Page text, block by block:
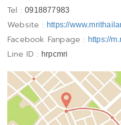
Tel :0918877983
Website : https://
Facebook Fanpage : https://
Line ID : hrpcmri